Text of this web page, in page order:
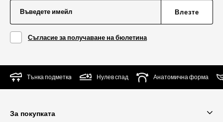
Въведете имейл Влезте
Съгласие за получаване на бюлетина
Тънка подметкa Нулев спад Анатомична форма
За покупката